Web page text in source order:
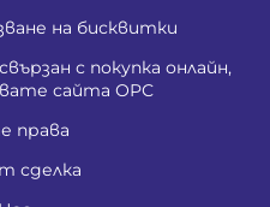
на бисквитки
с покупка онлайн,
сайта ОРС
права
сделка